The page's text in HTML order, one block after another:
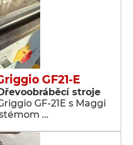
GF21-E
stroje
GF-21E s Maggi
…